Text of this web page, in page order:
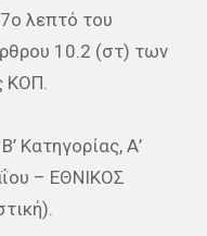
λεπτό του
10.2 (στ) των
ΚΟΠ.
Κατηγορίας, Α’
– ΕΘΝΙΚΟΣ